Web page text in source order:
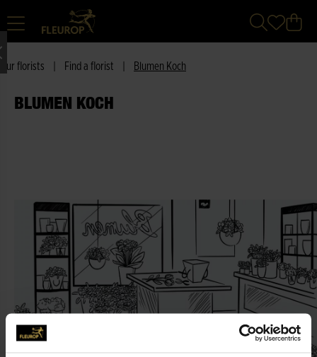
Our florists Find a florist Blumen Koch
BLUMEN KOCH